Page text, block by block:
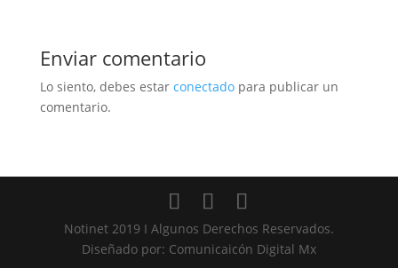
Enviar comentario
Lo siento, debes estar conectadopara publicar un
comentario.
Notinet 2019 I Algunos Derechos Reservados.
Diseñado por: Comunicaicón Digital Mx